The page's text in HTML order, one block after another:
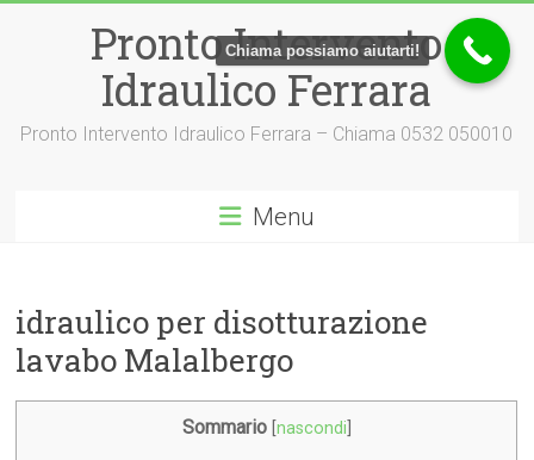
Pronto Intervento
Idraulico Ferrara
Pronto Intervento Idraulico Ferrara – Chiama 0532 050010
Menu
idraulico per disotturazione
lavabo Malalbergo
Sommario nascondi
Chiama possiamo aiutarti!